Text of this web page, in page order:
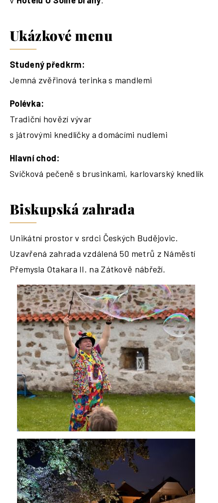
Ukázkové menu
Studený předkrm:
Jemná zvěřinová terinka s mandlemi
Polévka:
Tradiční hovězí vývar
s játrovými knedlíčky a domácími nudlemi
Hlavní chod:
Svíčková pečeně s brusinkami, karlovarský knedlík
Biskupská zahrada
Unikátní prostor v srdci Českých Budějovic.
Uzavřená zahrada vzdálená 50 metrů z Náměstí
Přemysla Otakara II. na Zátkově nábřeží.